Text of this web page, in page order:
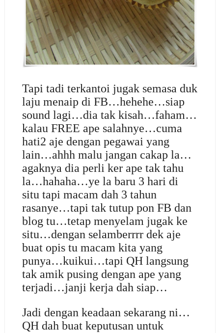
Tapi tadi terkantoi jugak semasa duk
laju menaip di FB…hehehe…siap
sound lagi…dia tak kisah…faham…
kalau FREE ape salahnye…cuma
hati2 aje dengan pegawai yang
lain…ahhh malu jangan cakap la…
agaknya dia perli ker ape tak tahu
la…hahaha…ye la baru 3 hari di
situ tapi macam dah 3 tahun
rasanye…tapi tak tutup pon FB dan
blog tu…tetap menyelam jugak ke
situ…dengan selamberrrr dek aje
buat opis tu macam kita yang
punya…kuikui…tapi QH langsung
tak amik pusing dengan ape yang
terjadi…janji kerja dah siap…
Jadi dengan keadaan sekarang ni…
QH dah buat keputusan untuk